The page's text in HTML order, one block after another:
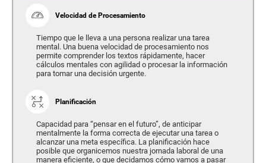
Velocidad de Procesamiento
Tiempo que le lleva a una persona realizar una tarea
mental. Una buena velocidad de procesamiento nos
permite comprender los textos rápidamente, hacer
cálculos mentales con agilidad o procesar la información
para tomar una decisión urgente.
Planificación
Capacidad para “pensar en el futuro”, de anticipar
mentalmente la forma correcta de ejecutar una tarea o
alcanzar una meta específica. La planificación hace
posible que organicemos nuestra jornada laboral de una
manera eficiente, o que decidamos cómo vamos a pasar